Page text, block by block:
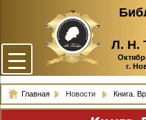
Л. Н.
г.
Главная Новости Книга.